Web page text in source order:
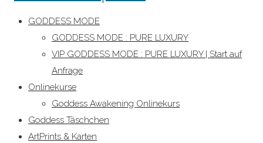
GODDESS MODE
GODDESS MODE : PURE LUXURY
VIP GODDESS MODE : PURE LUXURY | Start auf
Anfrage
Onlinekurse
Goddess Awakening Onlinekurs
Goddess Täschchen
ArtPrints & Karten